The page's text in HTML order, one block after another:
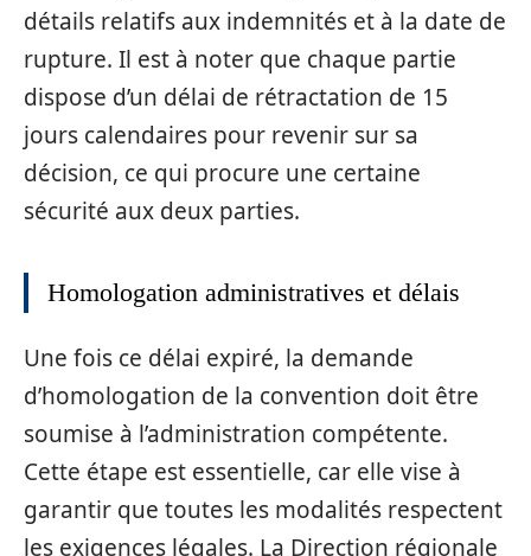
détails relatifs aux indemnités et à la date de
rupture. Il est à noter que chaque partie
dispose d’un délai de rétractation de 15
jours calendaires pour revenir sur sa
décision, ce qui procure une certaine
sécurité aux deux parties.
Homologation administratives et délais
Une fois ce délai expiré, la demande
d’homologation de la convention doit être
soumise à l’administration compétente.
Cette étape est essentielle, car elle vise à
garantir que toutes les modalités respectent
les exigences légales. La Direction régionale